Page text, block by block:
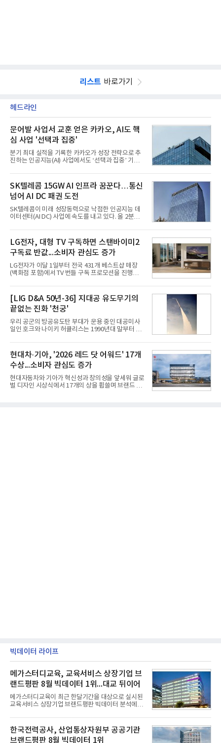
리스트 바로가기
헤드라인
문어발 사업서 교훈 얻은 카카오, AI도 핵
심 사업 '선택과 집중'
분기 최대 실적을 기록한 카카오가 성장 전략으로 추
진하는 인공지능(AI) 사업에서도 ‘선택과 집중’ 기조
라 투자에 나서는 것과 달리, 카카오는 ‘카카오톡’이
라는 플랫폼 경쟁력을 활용한 AI 에이전트 서비스에
집중하는 전략이다. 과거 무리한 사업 확장 과정에서
겪었던 시행착오를 되풀이하지 않고 핵심 역량에 집
중하겠다는 취지로 풀이된다.7일 업계에 따르면 카카
오는 올해 2분기 연결 기준 매출 2조985억원, 영업이
익 2770억원을 기록했다. 전년 동기 대비 매출과 영업
은 4884억
SK텔레콤 15GW AI 인프라 꿈꾼다…통신
넘어 AI DC 패권 도전
SK텔레콤이 미래 성장동력으로 낙점한 인공지능 데
이터센터(AI DC) 사업에 속도를 내고 있다. 올 2분기
는 2035년까지 총 15GW(기가와트) 규모의 AI DC를
구축하겠다는 대형 청사진을 제시하면서다. 이에 따
라 경쟁 구도 역시 이동통신사인 KT, LG유플러스를
넘어 네이버, 삼성SDS 등 IT 인프라 기업으로 확장되
고 있다.7일 SK텔레콤에 따르면 회사는 올해 2분기
연결 기준 매출 4조 3591억원, 영업이익 5660억원을
기록했다. 매출은 전년 동기 대비 0.5%, 영업이익은
따른 기저효과가 실
LG전자, 대형 TV 구독하면 스탠바이미2
구독료 반값...소비자 관심도 증가
LG전자가 이달 1일부터 전국 431개 베스트샵 매장
(백화점 포함)에서 TV 번들 구독 프로모션을 진행하고
인해주는 프로모션이다.대상 제품은 65·77·83형 올
레드, 75·86·100형 마이크로 RGB, 75·86형 미니
RGB 등 거실용 TV로 인기가 높은 베스트셀러 TV 20
개 모델이며, 동시 구독 계약 시 스탠바이미2(모델명
27LX6TPGA) 구독료를 50% 할인 받을 수 있다. 프로
모션 대상 모델과 혜택, 구독료 등 프로모션 세부 사항
은 베스트샵 판매 매니저에게 문의하면 자세히 안내
등으로 이전
[LIG D&A 50년-36] 지대공 유도무기의
끝없는 진화 '천궁'
우리 공군의 방공유도탄 부대가 운용 중인 대공미사
일인 호크와 나이키 허큘리스는 1990년대 말부터 성
기존 미사일체계를 대체할 중고도 및 중거리 대공미
사일을 개발하기로 결정했다.처음 KM-SAM 사업으로
불린 이 사업의 명칭은 호크(Iron Hawk, 철매)를 대체
한다는 의미에서 ‘철매Ⅱ’ 로 정해졌다. 철매Ⅱ 개발
사업은 미사일체계 완성 후인 2011년 ‘천궁(天弓)’으
로 다시 장비명이 바뀌었다. 17개 업체와 관련 기관이
참여한 가운데 LIG 넥스원은 탐색 개발에서 체계개발
현대차·기아, '2026 레드 닷 어워드' 17개
수상...소비자 관심도 증가
현대자동차와 기아가 혁신성과 창의성을 앞세워 글로
벌 디자인 시상식에서 17개의 상을 휩쓸며 브랜드 경
빅데이터 라이프
메가스터디교육, 교육서비스 상장기업 브
랜드평판 8월 빅데이터 1위...대교 뒤이어
메가스터디교육이 최근 한달기간을 대상으로 실시된
교육서비스 상장기업 브랜드평판 빅데이터 분석에서
일 한국기업평판연구소(소장 구창환)는 국내 교육서
비스 상장기업 브랜드를 대상으로 지난 7월 7일부터
8월 7일까지 수집된 소비자 빅데이터 10,074,233건
한국전력공사, 산업통상자원부 공공기관
브랜드평판 8월 빅데이터 1위